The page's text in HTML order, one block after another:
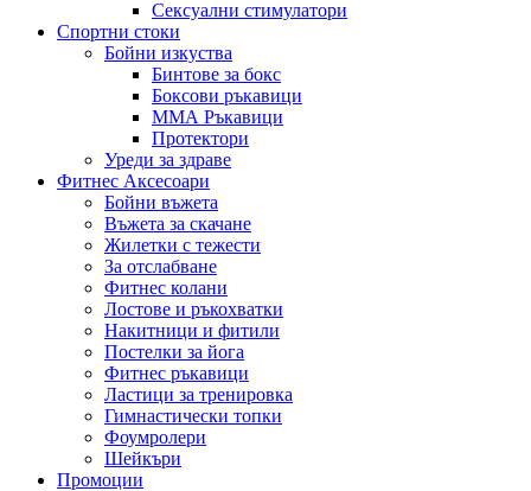
Сексуални стимулатори
Спортни стоки
Бойни изкуства
Бинтове за бокс
Боксови ръкавици
ММА Ръкавици
Протектори
Уреди за здраве
Фитнес Аксесоари
Бойни въжета
Въжета за скачане
Жилетки с тежести
За отслабване
Фитнес колани
Лостове и ръкохватки
Накитници и фитили
Постелки за йога
Фитнес ръкавици
Ластици за тренировка
Гимнастически топки
Фоумролери
Шейкъри
Промоции